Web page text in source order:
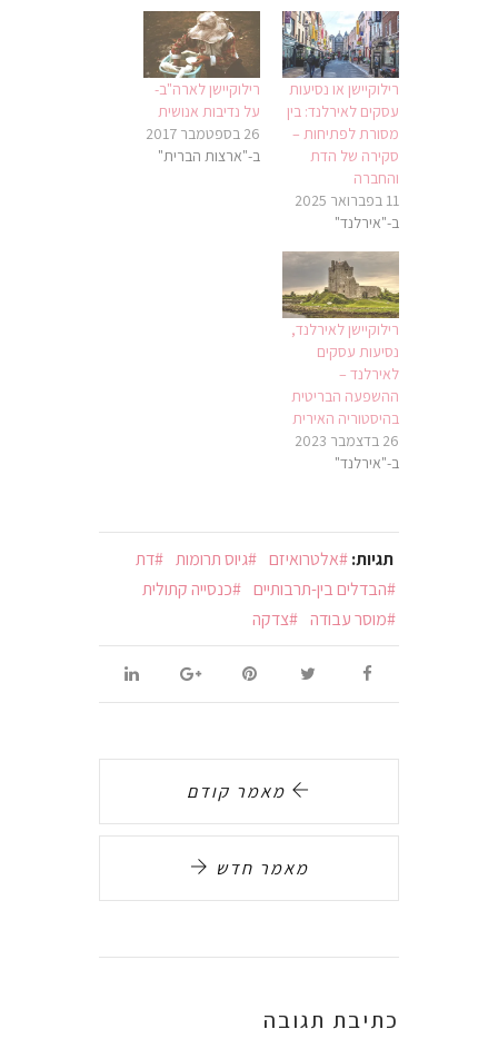
רילוקיישן או נסיעות
עסקים לאירלנד: בין
מסורת לפתיחות –
סקירה של הדת
והחברה
11 בפברואר 2025
ב-"אירלנד"
רילוקיישן לארה"ב-
על נדיבות אנושית
26 בספטמבר 2017
ב-"ארצות הברית"
רילוקיישן לאירלנד,
נסיעות עסקים
לאירלנד –
ההשפעה הבריטית
בהיסטוריה האירית
26 בדצמבר 2023
ב-"אירלנד"
תגיות: אלטרואיזם גיוס תרומות
דת
הבדלים בין-תרבותיים
כנסייה קתולית
מוסר עבודה
צדקה
מאמר קודם
מאמר חדש
כתיבת תגובה